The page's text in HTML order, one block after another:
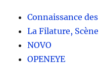
Connaissance
La Filature,
NOVO
OPENEYE